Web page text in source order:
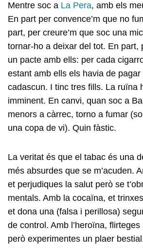
Mentre soc a La Pera, amb els
En part per convence’m que no
part, per creure’m que soc una
tornar-ho a deixar del tot. En part,
un pacte amb ells: per cada
estant amb ells els havia de
cadascun. I tinc tres fills. La ruïna
imminent. En canvi, quan soc a
menors a càrrec, torno a fumar
una copa de vi). Quin fàstic.
La veritat és que el tabac és una
més absurdes que se m’acuden.
et perjudiques la salut però se
mentals. Amb la cocaïna, et
et dona una (falsa i perillosa)
de control. Amb l’heroïna,
però experimentes un plaer